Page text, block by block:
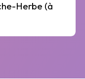
Herbe (à